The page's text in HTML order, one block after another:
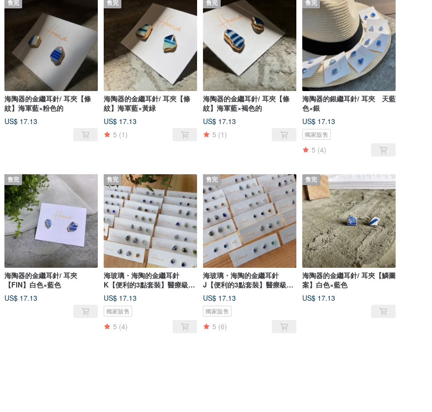
售完
海陶器的金繼耳針/ 耳夾【條
紋】海軍藍×粉色的
US$ 17.13
售完
海陶器的金繼耳針/ 耳夾【條
紋】海軍藍×黃緑
US$ 17.13
5 (1)
售完
海陶器的金繼耳針/ 耳夾【條
紋】海軍藍×褐色的
US$ 17.13
5 (1)
售完
海陶器的銀繼耳針/ 耳夾 天藍
色×銀
US$ 17.13
獨家販售
5 (4)
售完
海陶器的金繼耳針/ 耳夾
【FIN】白色×藍色
US$ 17.13
售完
海玻璃・海陶的金繼耳針
K【便利的3點套裝】醫療級不
鏽鋼
US$ 17.13
獨家販售
5 (4)
售完
海玻璃・海陶的金繼耳針
J【便利的3點套裝】醫療級不
鏽鋼
US$ 17.13
獨家販售
5 (6)
售完
海陶器的金繼耳針/ 耳夾【鱗圖
案】白色×藍色
US$ 17.13